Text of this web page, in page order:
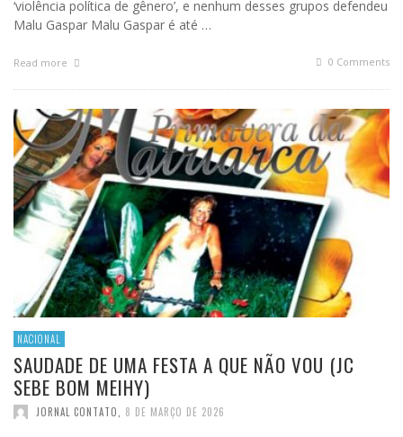
‘violência política de gênero’, e nenhum desses grupos defendeu
Malu Gaspar Malu Gaspar é até …
Read more 0 Comments
NACIONAL
SAUDADE DE UMA FESTA A QUE NÃO VOU (JC
SEBE BOM MEIHY)
JORNAL CONTATO, 8 DE MARÇO DE 2026